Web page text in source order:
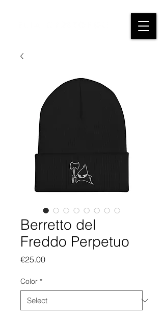
Berretto del
Freddo Perpetuo
€25.00Price
Color *